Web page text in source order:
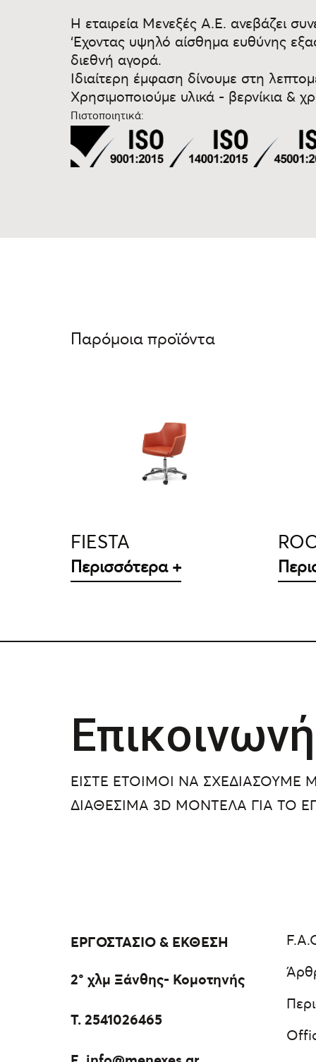
Η εταιρεία Μενεξές Α.Ε. ανεβάζει
‘Εχοντας υψηλό αίσθημα ευθύνης
διεθνή αγορά.
Ιδιαίτερη έμφαση δίνουμε στη
Χρησιμοποιούμε υλικά - βερνίκια &
Πιστοποιητικά:
Παρόμοια προϊόντα
ΛΕΠΤΟΜΈΡΕΙΕΣ
FIESTA
Περισσότερα +
ΕΙΣΤΕ ΕΤΟΙΜΟΙ ΝΑ ΣΧΕΔΙΑΣΟΥΜΕ
ΔΙΑΘΕΣΙΜΑ 3D ΜΟΝΤΕΛΑ ΓΙΑ ΤΟ
ΕΡΓΟΣΤΑΣΙΟ & ΕΚΘΕΣΗ
2° χλμ Ξάνθης- Κομοτηνής
Τ.2541026465